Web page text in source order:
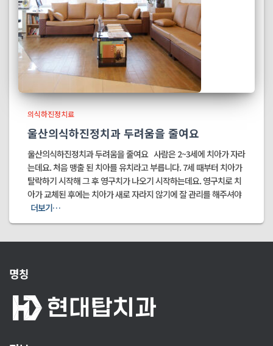
의식하진정치료
울산의식하진정치과 두려움을 줄여요
울산의식하진정치과 두려움을 줄여요 사람은 2~3세에 치아가 자라
는데요. 처음 맹출 된 치아를 유치라고 부릅니다. 7세 때부터 치아가
탈락하기 시작해 그 후 영구치가 나오기 시작하는데요. 영구치로 치
아가 교체된 후에는 치아가 새로 자라지 않기에 잘 관리를 해주셔야
더보기…
명칭